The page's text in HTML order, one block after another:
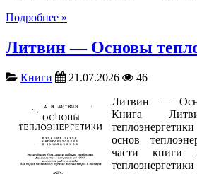
Подробнее »
Литвин — Основы
Книги 21.07.2026
46
Литвин —
Книга
основ
части